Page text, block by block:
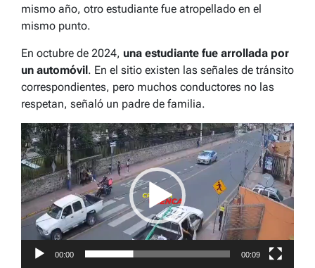
mismo año, otro estudiante fue atropellado en el
mismo punto.
En octubre de 2024, una estudiante fue arrollada por
un automóvil . En el sitio existen las señales de tránsito
correspondientes, pero muchos conductores no las
respetan, señaló un padre de familia.
Reproductor
de
vídeo
00:00 00:09